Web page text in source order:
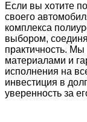
Если вы хотите
своего
комплекса
выбором,
практичность.
материалами и
исполнения на
инвестиция в
уверенность за